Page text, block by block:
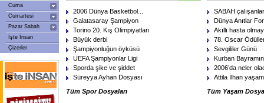
Cuma
Cumartesi
Pazar Sabah
İşte İnsan
Çizerler
2006 Dünya Basketbol...
Galatasaray Şampiyon
Torino 20. Kış Olimpiyatları
Büyük derbi
Şampiyonluğun öyküsü
UEFA Şampiyonlar Ligi
Sporda şike ve şiddet
Süreyya Ayhan Dosyası
Tüm Spor Dosyaları
SABAH
Dünya Anıtlar
Akıllı hasta
78. Oscar
Sevgililer Günü
Kurban
2006’da neler
Attila İlhan
Tüm Yaşam